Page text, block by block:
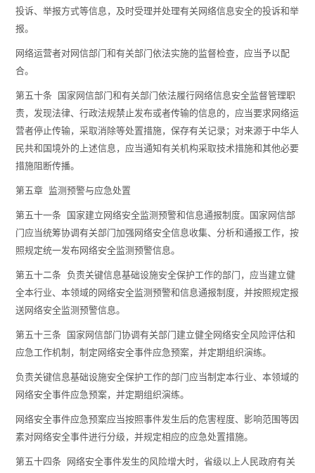
投诉、举报方式等信息，及时受理并处理有关网络信息安全的投诉和举
报。
网络运营者对网信部门和有关部门依法实施的监督检查，应当予以配
合。
第五十条 国家网信部门和有关部门依法履行网络信息安全监督管理职
责，发现法律、行政法规禁止发布或者传输的信息的，应当要求网络运
营者停止传输，采取消除等处置措施，保存有关记录；对来源于中华人
民共和国境外的上述信息，应当通知有关机构采取技术措施和其他必要
措施阻断传播。
第五章 监测预警与应急处置
第五十一条 国家建立网络安全监测预警和信息通报制度。国家网信部
门应当统筹协调有关部门加强网络安全信息收集、分析和通报工作，按
照规定统一发布网络安全监测预警信息。
第五十二条 负责关键信息基础设施安全保护工作的部门，应当建立健
全本行业、本领域的网络安全监测预警和信息通报制度，并按照规定报
送网络安全监测预警信息。
第五十三条 国家网信部门协调有关部门建立健全网络安全风险评估和
应急工作机制，制定网络安全事件应急预案，并定期组织演练。
负责关键信息基础设施安全保护工作的部门应当制定本行业、本领域的
网络安全事件应急预案，并定期组织演练。
网络安全事件应急预案应当按照事件发生后的危害程度、影响范围等因
素对网络安全事件进行分级，并规定相应的应急处置措施。
第五十四条 网络安全事件发生的风险增大时，省级以上人民政府有关